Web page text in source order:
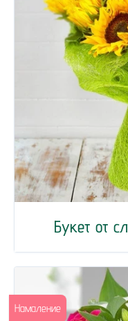
Букет от
Намаление